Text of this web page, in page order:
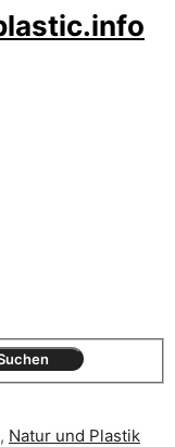
, Natur und Plastik